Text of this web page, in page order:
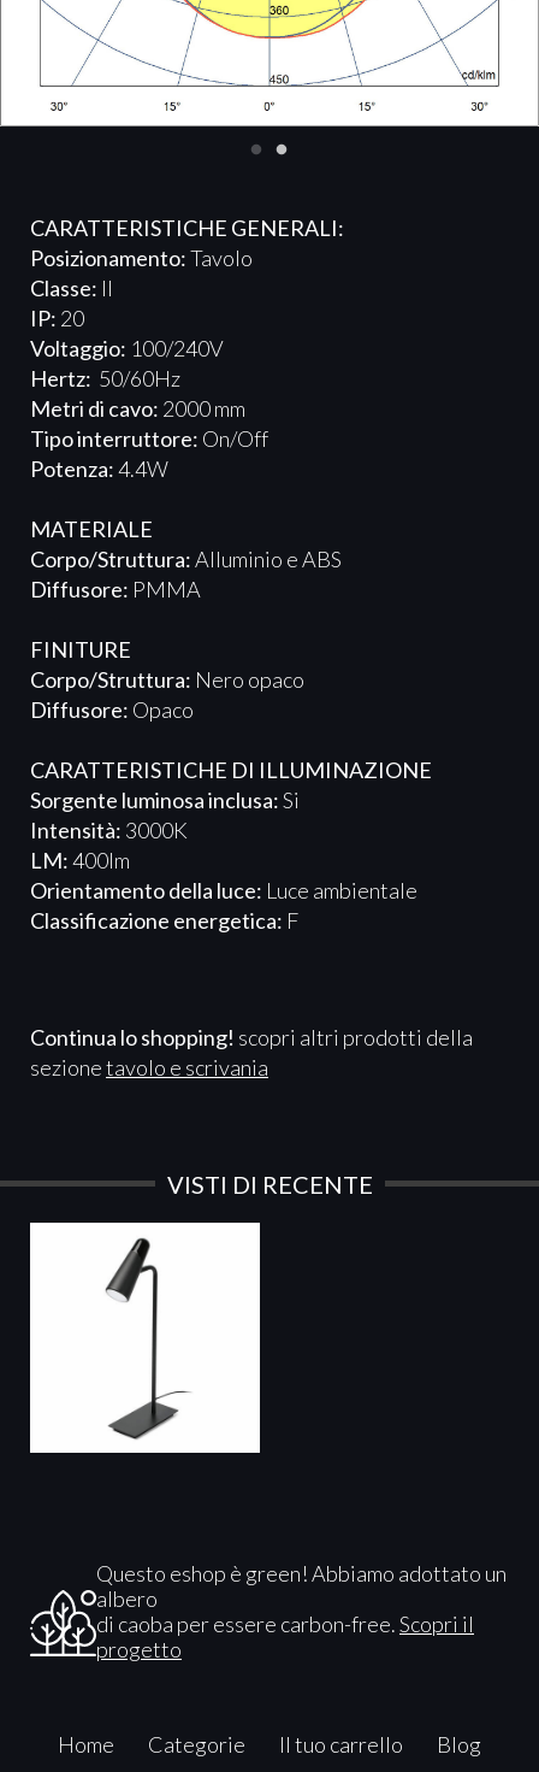
CARATTERISTICHE GENERALI:
Posizionamento:Tavolo
Classe: II
IP: 20
Voltaggio: 100/240V
Hertz: 50/60Hz
Metri di cavo: 2000 mm
Tipo interruttore: On/Off
Potenza:4.4W
MATERIALE
Corpo/Struttura:Alluminio e ABS
Diffusore: PMMA
FINITURE
Corpo/Struttura: Nero opaco
Diffusore: Opaco
CARATTERISTICHE DI ILLUMINAZIONE
Sorgente luminosa inclusa:Si
Intensità: 3000K
LM:400lm
Orientamento della luce: Luce ambientale
Classificazione energetica: F
Continua lo shopping! scopri altri prodotti della
sezionetavolo e scrivania
VISTI DI RECENTE
Questo eshop è green! Abbiamo adottato un
albero
di caoba per essere carbon-free.Scopri il
progetto
Home Categorie Il tuo carrello Blog